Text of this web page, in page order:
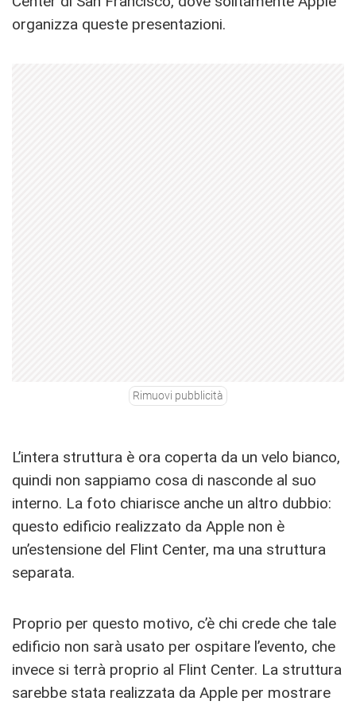
organizza queste presentazioni.
Rimuovi pubblicità
L’intera struttura è ora coperta da un velo bianco,
quindi non sappiamo cosa di nasconde al suo
interno. La foto chiarisce anche un altro dubbio:
questo edificio realizzato da Apple non è
un’estensione del Flint Center, ma una struttura
separata.
Proprio per questo motivo, c’è chi crede che tale
edificio non sarà usato per ospitare l’evento, che
invece si terrà proprio al Flint Center. La struttura
sarebbe stata realizzata da Apple per mostrare